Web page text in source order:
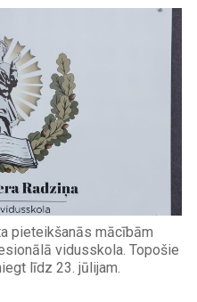
pieteikšanās mācībām
vidusskola. Topošie
līdz 23. jūlijam.